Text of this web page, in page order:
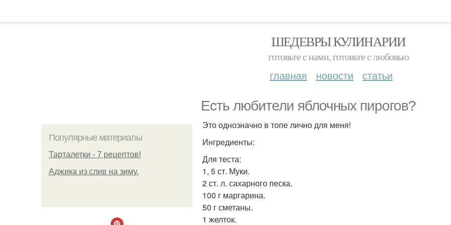
ШЕДЕВРЫ КУЛИНАРИИ
готовьте с нами, готовьте с любовью
главная новости статьи
Есть любители яблочных пирогов?
Популярные материалы
Тарталетки - 7 рецептов!
Аджика из слив на зиму.
Это однозначно в топе лично для меня!
Ингредиенты:
Для теста:
1, 5 ст. Муки.
2 ст. л. сахарного песка.
100 г маргарина.
50 г сметаны.
1 желток.